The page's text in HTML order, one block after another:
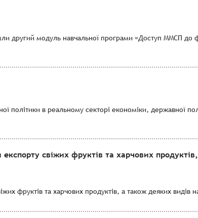
другий модуль навчальної програми «Доступ ММСП до
політики в реальному секторі економіки, державної
свіжих фруктів та харчових
фруктів та харчових продуктів, а також деяких видів